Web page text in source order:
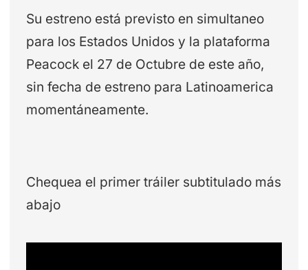
Su estreno está previsto en simultaneo
para los Estados Unidos y la plataforma
Peacock el 27 de Octubre de este año,
sin fecha de estreno para Latinoamerica
momentáneamente.
Chequea el primer tráiler subtitulado más
abajo